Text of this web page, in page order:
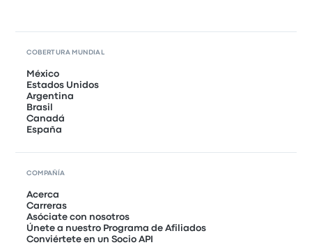
COBERTURA MUNDIAL
México
Estados Unidos
Argentina
Brasil
Canadá
España
COMPAÑÍA
Acerca
Carreras
Asóciate con nosotros
Únete a nuestro Programa de Afiliados
Conviértete en un Socio API